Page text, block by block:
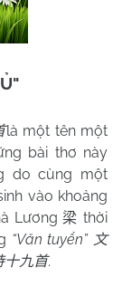
là một tên một
bài thơ này
do cùng một
vào khoảng
Lương 梁 thời
“Văn tuyển” 文
十九首.